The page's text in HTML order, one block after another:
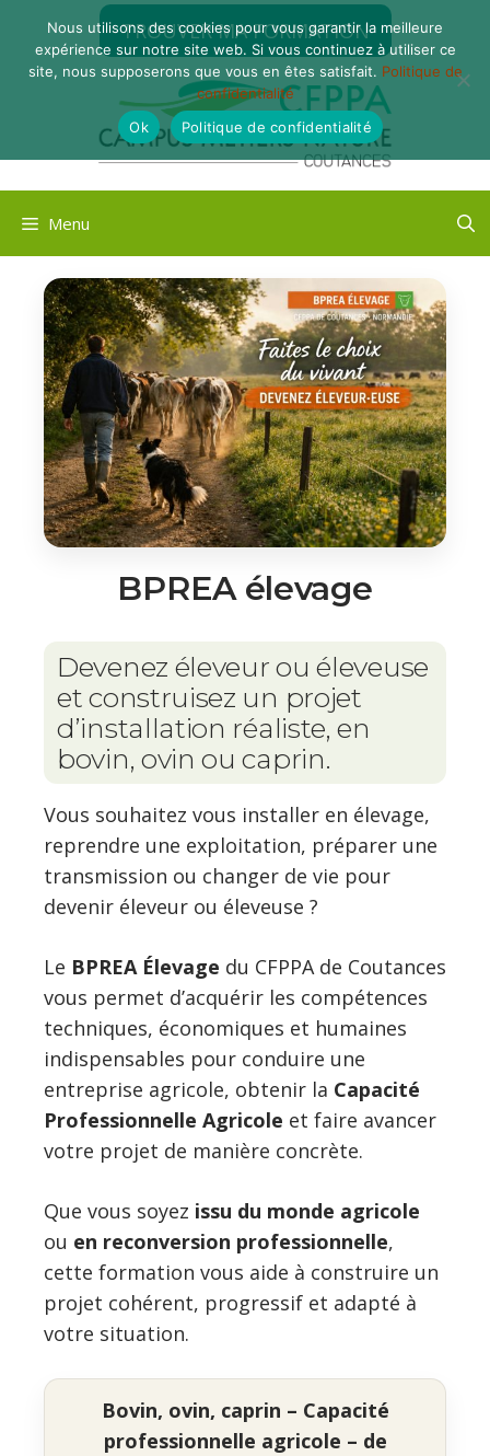
contenu
TROUVER MA FORMATION
Menu
BPREA élevage
Devenez éleveur ou éleveuse
et construisez un projet
d’installation réaliste, en
bovin, ovin ou caprin.
Vous souhaitez vous installer en élevage,
reprendre une exploitation, préparer une
transmission ou changer de vie pour
devenir éleveur ou éleveuse ?
Le BPREA Élevage du CFPPA de Coutances
vous permet d’acquérir les compétences
techniques, économiques et humaines
indispensables pour conduire une
entreprise agricole, obtenir la Capacité
Professionnelle Agricole et faire avancer
votre projet de manière concrète.
Que vous soyez issu du monde agricole
ou en reconversion professionnelle,
cette formation vous aide à construire un
projet cohérent, progressif et adapté à
votre situation.
Bovin, ovin, caprin – Capacité
professionnelle agricole – de
Nous utilisons des cookies pour vous garantir la meilleure
expérience sur notre site web. Si vous continuez à utiliser ce
site, nous supposerons que vous en êtes satisfait. Politique de
confidentialité
Ok
Politique de confidentialité